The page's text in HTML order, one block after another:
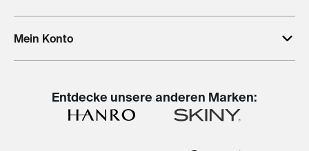
Mein Konto
Entdecke unsere anderen Marken: